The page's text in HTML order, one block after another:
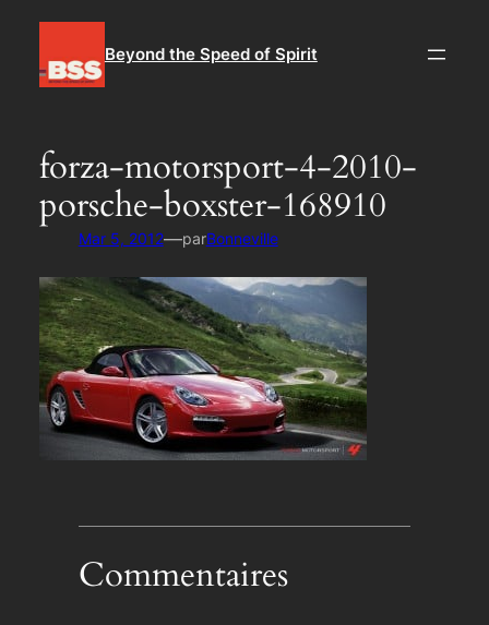
contenu
Beyond the Speed of Spirit
forza-motorsport-4-2010-
porsche-boxster-168910
Mar 5, 2012—parBonneville
Commentaires